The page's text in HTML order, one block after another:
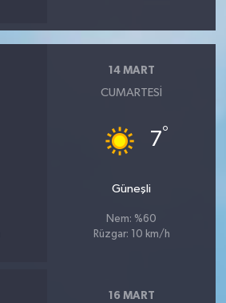
14 MART
CUMARTESI
7°
Güneşli
Nem: %60
Rüzgar: 10 km/h
16 MART